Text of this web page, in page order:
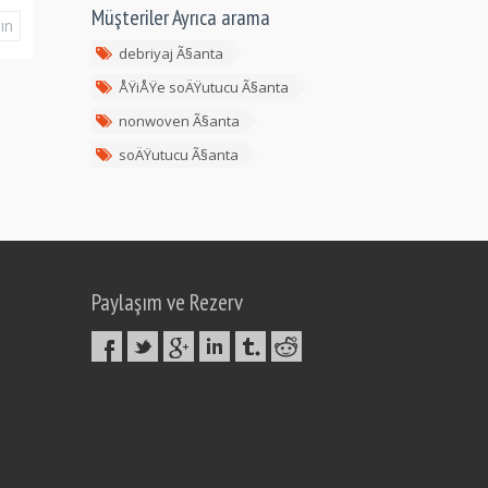
CBD1655 örnek alın
Müşteriler Ayrıca arama
debriyaj Ã§anta
ÅŸiÅŸe soÄŸutucu Ã§anta
nonwoven Ã§anta
soÄŸutucu Ã§anta
Paylaşım ve Rezerv